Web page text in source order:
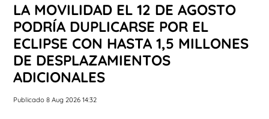
LA MOVILIDAD EL 12 DE AGOSTO
PODRÍA DUPLICARSE POR EL
ECLIPSE CON HASTA 1,5 MILLONES
DE DESPLAZAMIENTOS
ADICIONALES
Publicado 8 Aug 2026 14:32